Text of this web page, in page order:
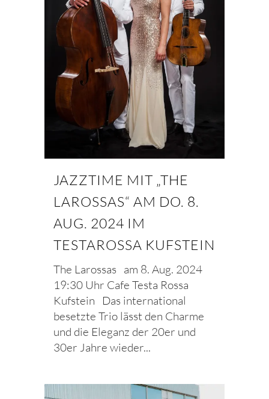
JAZZTIME MIT „THE
LAROSSAS“ AM DO. 8.
AUG. 2024 IM
TESTAROSSA KUFSTEIN
The Larossas am 8. Aug. 2024
19:30 Uhr Cafe Testa Rossa
Kufstein Das international
besetzte Trio lässt den Charme
und die Eleganz der 20er und
30er Jahre wieder...